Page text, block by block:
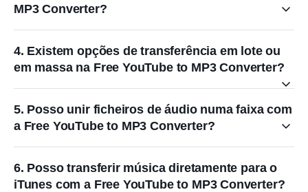
MP3 Converter?
4. Existem opções de transferência em lote ou
em massa na Free YouTube to MP3 Converter?
5. Posso unir ficheiros de áudio numa faixa com
a Free YouTube to MP3 Converter?
6. Posso transferir música diretamente para o
iTunes com a Free YouTube to MP3 Converter?